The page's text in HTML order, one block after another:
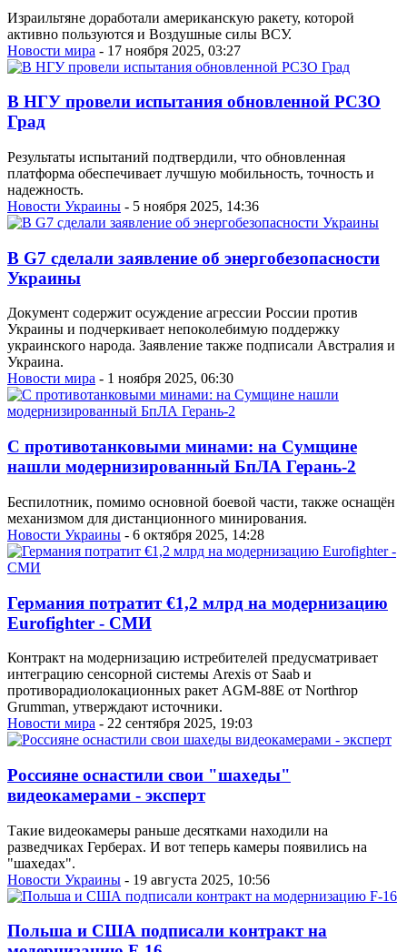
Израильтяне доработали американскую ракету, которой
активно пользуются и Воздушные силы ВСУ.
Новости мира - 17 ноября 2025, 03:27
В НГУ провели испытания обновленной РСЗО
Град
Результаты испытаний подтвердили, что обновленная
платформа обеспечивает лучшую мобильность, точность и
надежность.
Новости Украины - 5 ноября 2025, 14:36
В G7 сделали заявление об энергобезопасности
Украины
Документ содержит осуждение агрессии России против
Украины и подчеркивает непоколебимую поддержку
украинского народа. Заявление также подписали Австралия и
Украина.
Новости мира - 1 ноября 2025, 06:30
С противотанковыми минами: на Сумщине
нашли модернизированный БпЛА Герань-2
Беспилотник, помимо основной боевой части, также оснащён
механизмом для дистанционного минирования.
Новости Украины - 6 октября 2025, 14:28
Германия потратит €1,2 млрд на модернизацию
Eurofighter - СМИ
Контракт на модернизацию истребителей предусматривает
интеграцию сенсорной системы Arexis от Saab и
противорадиолокационных ракет AGM-88E от Northrop
Grumman, утверждают источники.
Новости мира - 22 сентября 2025, 19:03
Россияне оснастили свои "шахеды"
видеокамерами - эксперт
Такие видеокамеры раньше десятками находили на
разведчиках Герберах. И вот теперь камеры появились на
"шахедах".
Новости Украины - 19 августа 2025, 10:56
Польша и США подписали контракт на